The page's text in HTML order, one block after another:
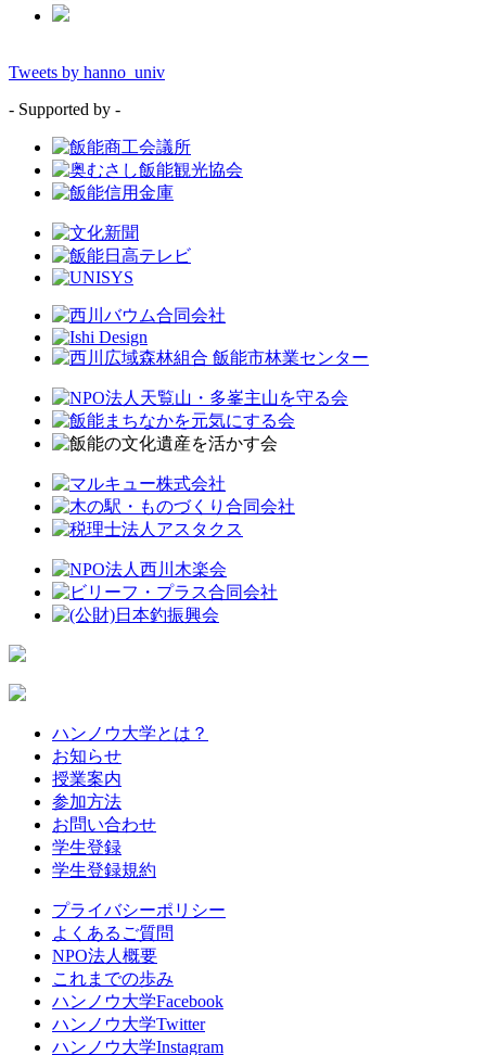
Tweets by hanno_univ
- Supported by -
ハンノウ大学とは？
お知らせ
授業案内
参加方法
お問い合わせ
学生登録
学生登録規約
プライバシーポリシー
よくあるご質問
NPO法人概要
これまでの歩み
ハンノウ大学Facebook
ハンノウ大学Twitter
ハンノウ大学Instagram